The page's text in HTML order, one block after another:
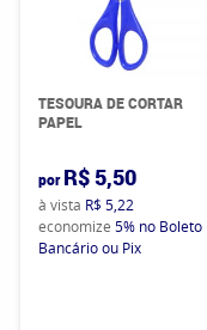
TESOURA DE CORTAR
PAPEL
por R$ 5,50
à vista R$ 5,22
economize 5% no Boleto
Bancário ou Pix